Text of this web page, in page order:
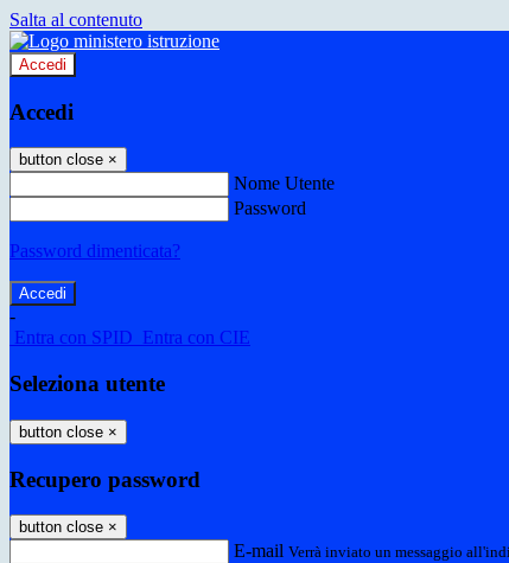
Salta al contenuto
Accedi
Accedi
button close ×
Nome Utente
Password
Password dimenticata?
-
Entra con SPID Entra con CIE
Seleziona utente
button close ×
Recupero password
button close ×
E-mail Verrà inviato un messaggio